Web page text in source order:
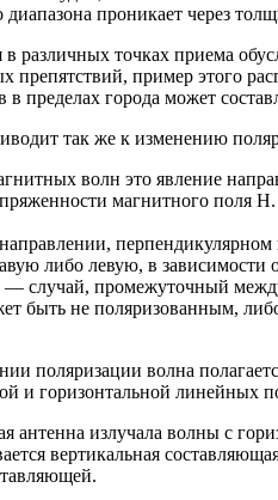
диапазона проникает через
различных точках приема
препятствий, пример этого
пределах города может
так же к изменению
волн это явление
магнитного поля
перпендикулярном
либо левую, в зависимости
случай, промежуточный
быть не поляризованным,
поляризации волна
и горизонтальной линейных
антенна излучала волны с
вертикальная